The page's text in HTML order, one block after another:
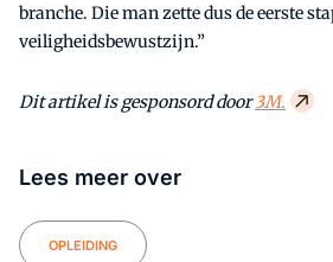
branche. Die man zette dus de eerste
veiligheidsbewustzijn.”
Dit artikel is gesponsord door3M.
Lees meer over
OPLEIDING